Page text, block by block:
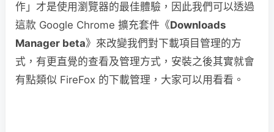
作」才是使用瀏覽器的最佳體驗，因此我們可以透過
這款 Google Chrome 擴充套件《Downloads
Manager beta》來改變我們對下載項目管理的方
式，有更直覺的查看及管理方式，安裝之後其實就會
有點類似 FireFox 的下載管理，大家可以用看看。